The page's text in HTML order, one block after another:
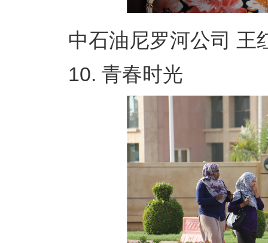
中石油尼罗河公司 王
10. 青春时光